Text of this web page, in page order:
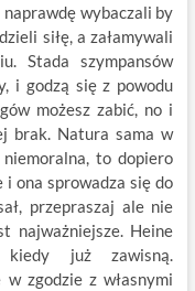
wybaczali by
siłę, a załamywali
Stada szympansów
i godzą się z powodu
możesz zabić, no i
brak. Natura sama w
to dopiero
i ona sprowadza się do
przepraszaj ale nie
najważniejsze. Heine
kiedy już zawisną.
zgodzie z własnymi